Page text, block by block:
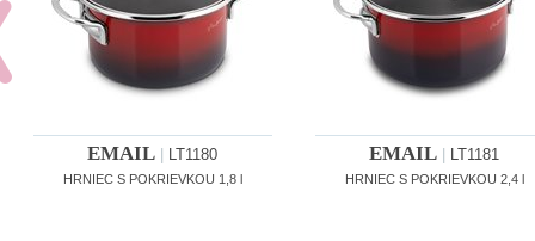
EMAIL LT1180
HRNIEC S POKRIEVKOU 1,8 l
EMAIL LT1181
HRNIEC S POKRIEVKOU 2,4 l